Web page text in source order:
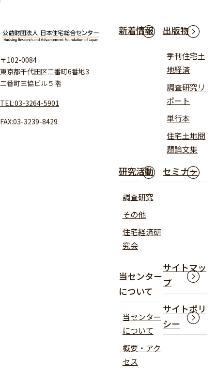
〒102-0084
東京都千代田区二番町6番地3
二番町三協ビル５階
TEL:03-3264-5901
FAX:03-3239-8429
新着情報 出版物
季刊住宅土
地経済
調査研究リ
ポート
単行本
住宅土地問
題論文集
研究活動
調査研究
その他
住宅経済研
究会
セミナー
当センター
について
当センター
について
概要・アク
セス
サイトマッ
プ
サイトポリ
シー